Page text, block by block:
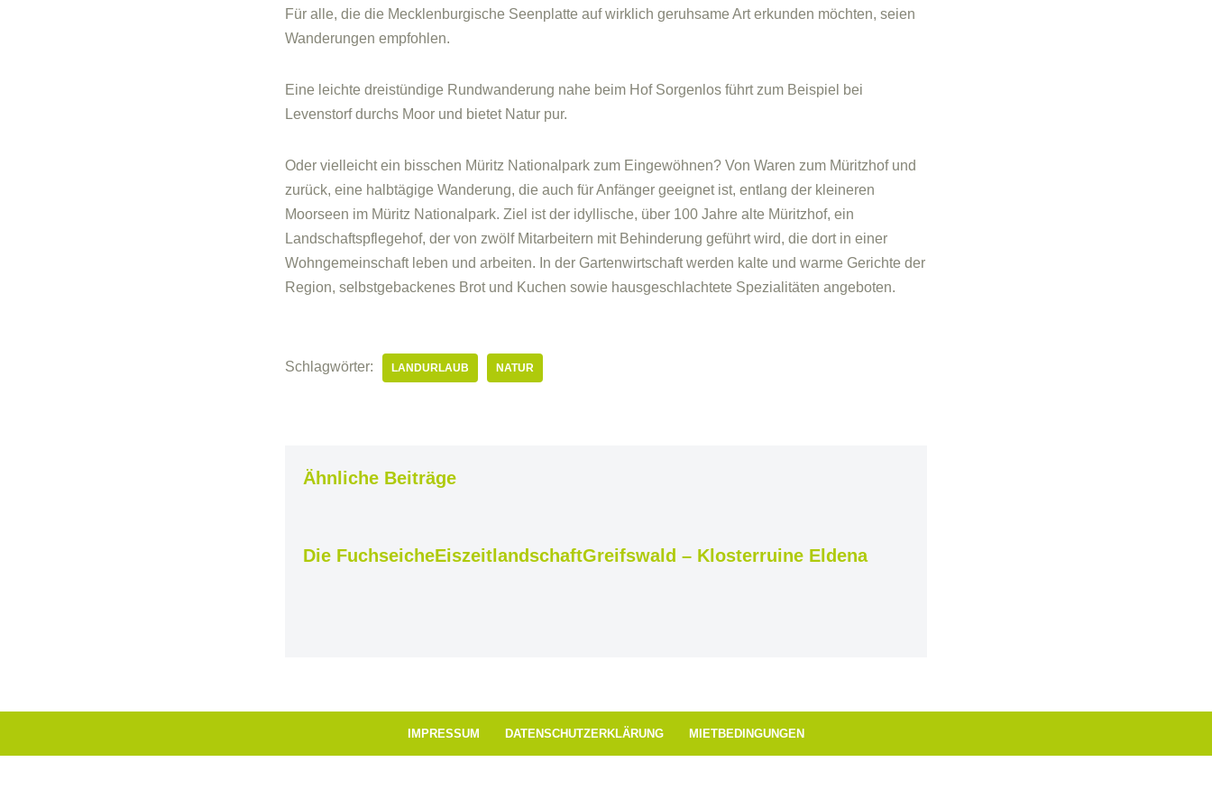
Für alle, die die Mecklenburgische Seenplatte auf wirklich geruhsame Art erkunden möchten, seien
Wanderungen empfohlen.
Eine leichte dreistündige Rundwanderung nahe beim Hof Sorgenlos führt zum Beispiel bei
Levenstorf durchs Moor und bietet Natur pur.
Oder vielleicht ein bisschen Müritz Nationalpark zum Eingewöhnen? Von Waren zum Müritzhof und
zurück, eine halbtägige Wanderung, die auch für Anfänger geeignet ist, entlang der kleineren
Moorseen im Müritz Nationalpark. Ziel ist der idyllische, über 100 Jahre alte Müritzhof, ein
Landschaftspflegehof, der von zwölf Mitarbeitern mit Behinderung geführt wird, die dort in einer
Wohngemeinschaft leben und arbeiten. In der Gartenwirtschaft werden kalte und warme Gerichte der
Region, selbstgebackenes Brot und Kuchen sowie hausgeschlachtete Spezialitäten angeboten.
Schlagwörter: LANDURLAUB NATUR
Ähnliche Beiträge
Die FuchseicheEiszeitlandschaftGreifswald – Klosterruine Eldena
IMPRESSUM DATENSCHUTZERKLÄRUNG MIETBEDINGUNGEN